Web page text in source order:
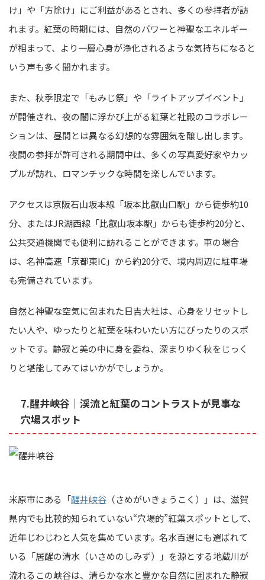
け」や「方除け」にご利益があるとされ、多くの参拝者が訪
れます。紅葉の時期には、自然のパワーと神聖なエネルギー
が相まって、より一層心身が浄化されるような気持ちになると
いう声も多く聞かれます。
また、秋季限定で「もみじ祭」や「ライトアップイベント」
が開催され、夜の闇に浮かび上がる紅葉と社殿のコラボレー
ションは、昼間とは異なる幻想的な雰囲気を醸し出します。
夜間の参拝が許可される期間中は、多くの写真愛好家やカッ
プルが訪れ、ロマンチックな時間を楽しんでいます。
アクセスは京阪石山坂本線「坂本比叡山口駅」から徒歩約10
分、またはJR湖西線「比叡山坂本駅」からも徒歩約20分と、
公共交通機関でも便利に訪れることができます。車の場合
は、名神高速「京都東IC」から約20分で、境内周辺に駐車場
も完備されています。
自然と神聖な空気に包まれた日吉大社は、心身をリセットし
たい人や、ゆったりと紅葉を味わいたい方にぴったりのスポ
ットです。静寂と美の中に身を委ね、深まりゆく秋をじっく
りと堪能してみてはいかがでしょうか。
7.醒井峡谷｜渓流と紅葉のコントラストが見事な
穴場スポット
米原市にある「醒井峡谷 （さめがいきょうこく）」は、滋賀
県内でも比較的知られていない“穴場的”紅葉スポットとして、
近年じわじわと人気を集めています。名水百選にも選ばれて
いる「居醒の清水（いさめのしみず）」を源とする地蔵川が
流れるこの峡谷は、清らかな水と豊かな自然に囲まれた静寂